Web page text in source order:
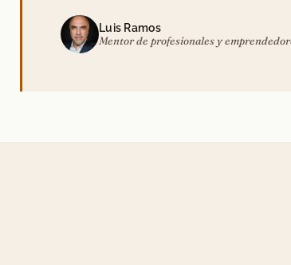
Luis Ramos
Mentor de profesionales y